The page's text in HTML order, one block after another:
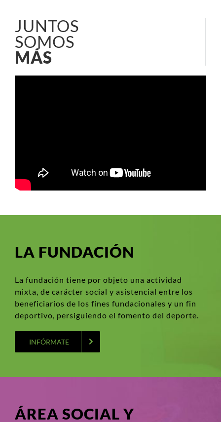
JUNTOS
SOMOS
MÁS
LA FUNDACIÓN
La fundación tiene por objeto una actividad
mixta, de carácter social y asistencial entre los
beneficiarios de los fines fundacionales y un fin
deportivo, persiguiendo el fomento del deporte.
INFÓRMATE
ÁREA SOCIAL Y